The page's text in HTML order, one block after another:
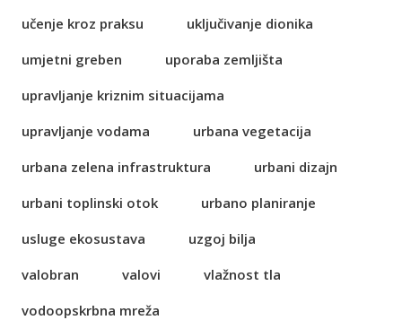
učenje kroz praksu
uključivanje dionika
umjetni greben
uporaba zemljišta
upravljanje kriznim situacijama
upravljanje vodama
urbana vegetacija
urbana zelena infrastruktura
urbani dizajn
urbani toplinski otok
urbano planiranje
usluge ekosustava
uzgoj bilja
valobran
valovi
vlažnost tla
vodoopskrbna mreža